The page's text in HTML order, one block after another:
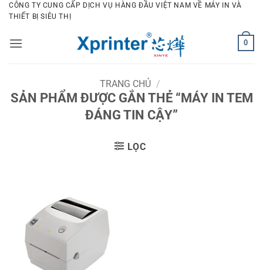
Bỏ
qua
dung
CÔNG TY CUNG CẤP DỊCH VỤ HÀNG ĐẦU VIỆT NAM VỀ MÁY IN VÀ
THIẾT BỊ SIÊU THỊ
0
TRANG CHỦ /
SẢN PHẨM ĐƯỢC GẮN THẺ “MÁY IN TEM
ĐÁNG TIN CẬY”
LỌC